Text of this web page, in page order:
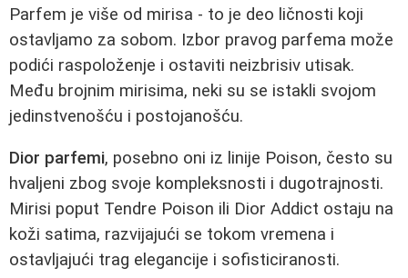
Parfem je više od mirisa - to je deo ličnosti koji
ostavljamo za sobom. Izbor pravog parfema može
podići raspoloženje i ostaviti neizbrisiv utisak.
Među brojnim mirisima, neki su se istakli svojom
jedinstvenošću i postojanošću.
Dior parfemi, posebno oni iz linije Poison, često su
hvaljeni zbog svoje kompleksnosti i dugotrajnosti.
Mirisi poput Tendre Poison ili Dior Addict ostaju na
koži satima, razvijajući se tokom vremena i
ostavljajući trag elegancije i sofisticiranosti.